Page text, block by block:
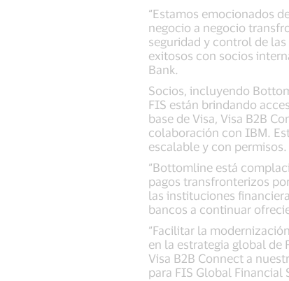
“Estamos emocionados
negocio a negocio
seguridad y control de
exitosos con socios
Bank.
Socios, incluyendo
FIS están brindando
base de Visa, Visa B2B
colaboración con IBM.
escalable y con permisos.
“Bottomline está
pagos transfronterizos
las instituciones
bancos a continuar
“Facilitar la
en la estrategia global de
Visa B2B Connect a
para FIS Global Financial